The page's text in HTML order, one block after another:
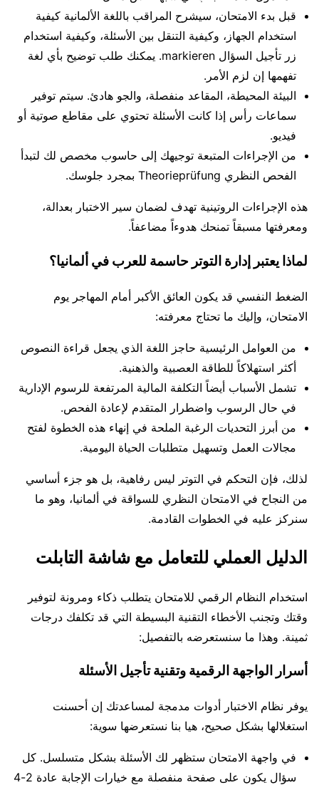
قبل بدء الامتحان، سيشرح المراقب باللغة الألمانية كيفية
استخدام الجهاز، وكيفية التنقل بين الأسئلة، وكيفية استخدام
زر تأجيل السؤال markieren. يمكنك طلب توضيح بأي لغة
تفهمها إن لزم الأمر.
البيئة المحيطة، المقاعد منفصلة، والجو هادئ. سيتم توفير
سماعات رأس إذا كانت الأسئلة تحتوي على مقاطع صوتية أو
فيديو.
من الإجراءات المتبعة توجيهك إلى حاسوب مخصص لك لتبدأ
الفحص النظري Theorieprüfung بمجرد جلوسك.
هذه الإجراءات الروتينية تهدف لضمان سير الاختبار بعدالة،
ومعرفتها مسبقاً تمنحك هدوءاً مضاعفاً.
لماذا يعتبر إدارة التوتر حاسمة للعرب في ألمانيا؟
الضغط النفسي قد يكون العائق الأكبر أمام المهاجر يوم
الامتحان، وإليك ما تحتاج معرفته:
من العوامل الرئيسية حاجز اللغة الذي يجعل قراءة النصوص
أكثر استهلاكاً للطاقة العصبية والذهنية.
تشمل الأسباب أيضاً التكلفة المالية المرتفعة للرسوم الإدارية
في حال الرسوب واضطرار المتقدم لإعادة الفحص.
من أبرز التحديات الرغبة الملحة في إنهاء هذه الخطوة لفتح
مجالات العمل وتسهيل متطلبات الحياة اليومية.
لذلك، فإن التحكم في التوتر ليس رفاهية، بل هو جزء أساسي
من النجاح في الامتحان النظري للسواقة في ألمانيا، وهو ما
سنركز عليه في الخطوات القادمة.
الدليل العملي للتعامل مع شاشة التابلت
استخدام النظام الرقمي للامتحان يتطلب ذكاء ومرونة لتوفير
وقتك وتجنب الأخطاء التقنية البسيطة التي قد تكلفك درجات
ثمينة. وهذا ما سنستعرضه بالتفصيل:
أسرار الواجهة الرقمية وتقنية تأجيل الأسئلة
يوفر نظام الاختبار أدوات مدمجة لمساعدتك إن أحسنت
استغلالها بشكل صحيح، هيا بنا نستعرضها سوية:
في واجهة الامتحان ستظهر لك الأسئلة بشكل متسلسل. كل
سؤال يكون على صفحة منفصلة مع خيارات الإجابة عادة 2-4